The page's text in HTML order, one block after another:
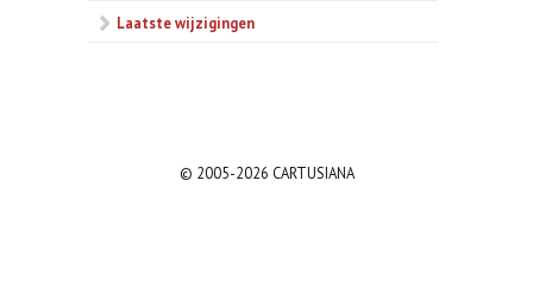
Laatste wijzigingen
© 2005-2026 CARTUSIANA